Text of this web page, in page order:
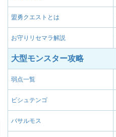
盟勇クエストとは
お守りリセマラ解説
大型モンスター攻略
弱点一覧
ビシュテンゴ
バサルモス